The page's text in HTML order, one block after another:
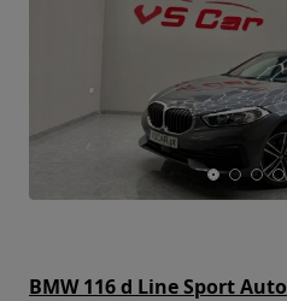
BMW 116 d Line Sport Auto